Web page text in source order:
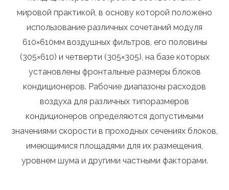
мировой практикой, в основу которой положено
использование различных сочетаний модуля
610×610мм воздушных фильтров, его половины
(305×610) и четверти (305×305), на базе которых
установлены фронтальные размеры блоков
кондиционеров. Рабочие диапазоны расходов
воздуха для различных типоразмеров
кондиционеров определяются допустимыми
значениями скорости в проходных сечениях блоков,
имеющимися площадями для их размещения,
уровнем шума и другими частными факторами.